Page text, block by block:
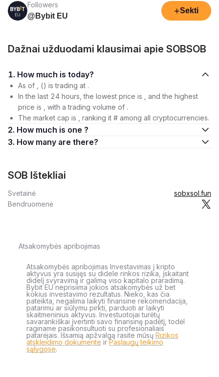
Followers
@Bybit EU
+Sekti
Dažnai užduodami klausimai apie SOBSOB
1. How much is today?
As of , () is trading at .
In the last 24 hours, the lowest price is , and the highest
price is , with a trading volume of .
The market cap is , ranking it # among all cryptocurrencies.
2. How much is one ?
3. How many are there?
SOB Ištekliai
Svetainė
sobxsol.fun
Bendruomenė
Atsakomybės apribojimas
Atsakomybės apribojimas Investavimas į kripto
aktyvus yra susijęs su didele rinkos rizika, įskaitant
didelį svyravimą ir galimą viso kapitalo praradimą.
Bybit EU neprisiima jokios atsakomybės už bet
kokius investavimo rezultatus. Nieko, kas čia
pateikta, negalima laikyti finansine rekomendacija,
patarimu ar siūlymu pirkti, parduoti ar laikyti
skaitmeninius aktyvus. Investuotojai turėtų
savarankiškai įvertinti savo finansinę padėtį, todėl
raginame pasikonsultuoti su profesionaliais
patarėjais. Išsamią apžvalgą rasite mūsų Rizikos
atskleidimo dokumente irPaslaugų teikimo
sąlygose.